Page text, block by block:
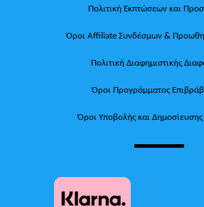
Πολιτική Εκπτώσεων και
Όροι Affiliate Συνδέσμων &
Πολιτική Διαφημιστικής
Όροι Προγράμματος
Όροι Υποβολής και